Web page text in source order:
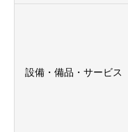
設備・備品・サービス